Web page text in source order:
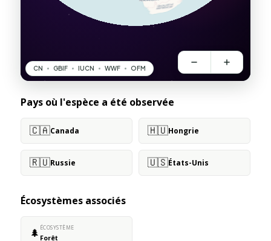
Pays où l'espèce a été observée
🇨🇦Canada 🇭🇺Hongrie
🇷🇺Russie 🇺🇸États-Unis
Écosystèmes associés
🌲 ÉCOSYSTÈME
Forêt